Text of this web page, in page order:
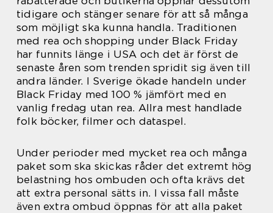
tidigare och stänger senare för att så många
som möjligt ska kunna handla. Traditionen
med rea och shopping under Black Friday
har funnits länge i USA och det är först de
senaste åren som trenden spridit sig även till
andra länder. I Sverige ökade handeln under
Black Friday med 100 % jämfört med en
vanlig fredag utan rea. Allra mest handlade
folk böcker, filmer och dataspel.
Under perioder med mycket rea och många
paket som ska skickas råder det extremt hög
belastning hos ombuden och ofta krävs det
att extra personal sätts in. I vissa fall måste
även extra ombud öppnas för att alla paket